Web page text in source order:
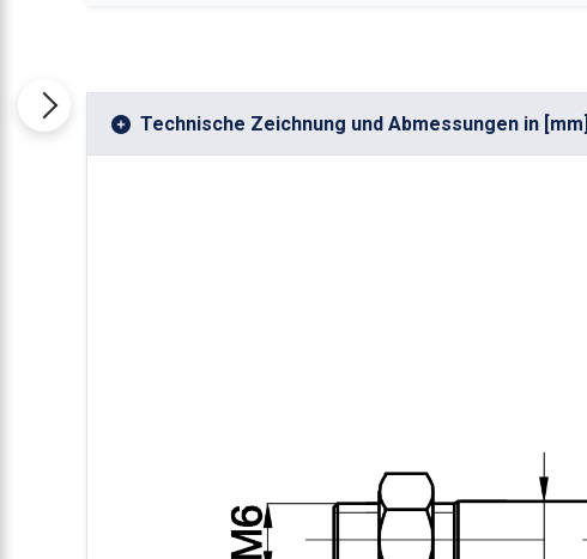
Technische Zeichnung und Abmessungen in [mm]